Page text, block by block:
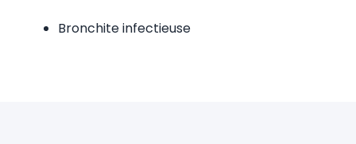
Bronchite infectieuse